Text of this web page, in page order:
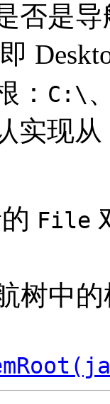
否是
： C:\
实现从
File
树中